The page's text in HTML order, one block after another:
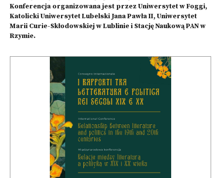
Konferencja organizowana jest przez Uniwersytet w Foggi,
Katolicki Uniwersytet Lubelski Jana Pawła II, Uniwersytet
Marii Curie-Skłodowskiej w Lublinie i Stację Naukową PAN w
Rzymie.